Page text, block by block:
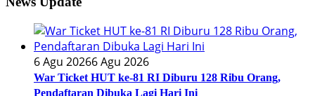
6 Agu 20266 Agu 2026
War Ticket HUT ke-81 RI Diburu 128 Ribu Orang,
Pendaftaran Dibuka Lagi Hari Ini